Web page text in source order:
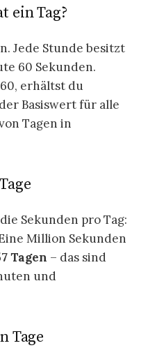
ein Tag?
Jede Stunde besitzt
60 Sekunden.
erhältst du
Basiswert für alle
Tagen in
Sekunden pro Tag:
Eine Million Sekunden
Tagen – das sind
und
Tage